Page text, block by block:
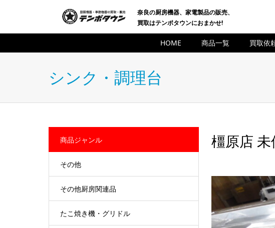
奈良の厨房機器、家電製品の販売、
買取はテンポタウンにおまかせ!
HOME 商品一覧 買取依
シンク・調理台
橿原店
商品ジャンル
その他
その他厨房関連品
たこ焼き機・グリドル